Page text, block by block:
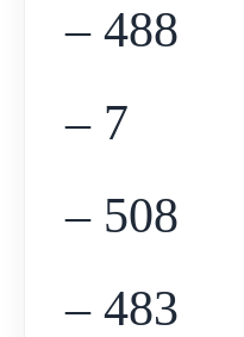
– 488
– 7
– 508
– 483